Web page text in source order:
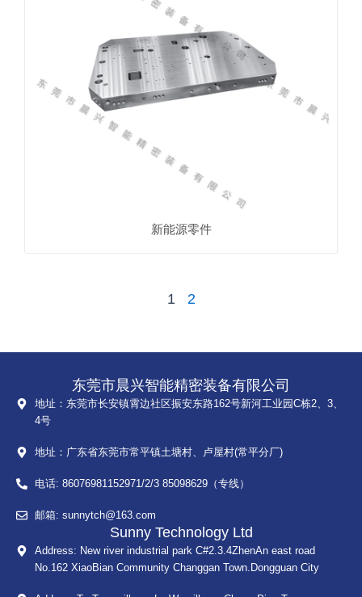
新能源零件
1 2
东莞市晨兴智能精密装备有限公司
地址：东莞市长安镇霄边社区振安东路162号新河工业园C栋2、3、
4号
地址：广东省东莞市常平镇土塘村、卢屋村(常平分厂)
电话: 86076981152971/2/3 85098629（专线）
邮箱: sunnytch@163.com
Sunny Technology Ltd
Address: New river industrial park C#2.3.4ZhenAn east road
No.162 XiaoBian Community Changgan Town.Dongguan City